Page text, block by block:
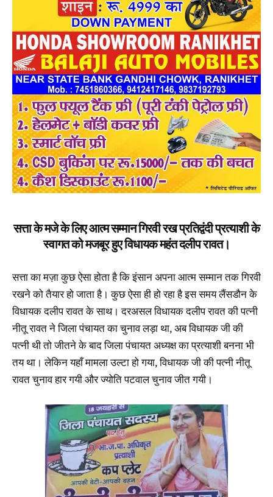
सत्ता के मजे के लिए आत्म सम्मान गिरवी रख प्रतिद्वंदी प्रत्याशी के
स्वागत को मजबूर हुए विधायक महंत दलीप रावत।
सत्ता का मज़ा कुछ ऐसा होता है कि इंसान अपना आत्म सम्मान तक गिरवी
रखने को तैयार हो जाता है। कुछ ऐसा ही हो रहा है इस समय लैंसडौन के
विधायक दलीप रावत के साथ। दरअसल विधायक दलीप रावत की पत्नी
नीतू रावत ने जिला पंचायत का चुनाव लड़ा था, अब विधायक जी की
पत्नी थी तो जीतने के बाद जिला पंचायत अध्यक्ष का प्रत्याशी बनना भी
तय था। लेकिन यहाँ मामला उल्टा हो गया, विधायक जी की पत्नी नीतू
रावत चुनाव हार गयी और ज्योति पटवाल चुनाव जीत गयी।